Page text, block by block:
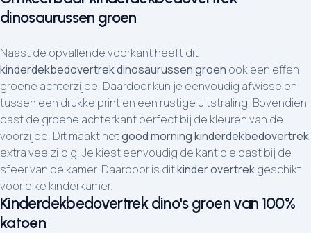
dinosaurussen groen
Naast de opvallende voorkant heeft dit
kinderdekbedovertrek dinosaurussen groen ook een effen
groene achterzijde. Daardoor kun je eenvoudig afwisselen
tussen een drukke print en een rustige uitstraling. Bovendien
past de groene achterkant perfect bij de kleuren van de
voorzijde. Dit maakt hetgood morning kinderdekbedovertrek
extra veelzijdig. Je kiest eenvoudig de kant die past bij de
sfeer van de kamer. Daardoor is ditkinder overtrekgeschikt
voor elke kinderkamer.
Kinderdekbedovertrek dino's groen van 100%
katoen